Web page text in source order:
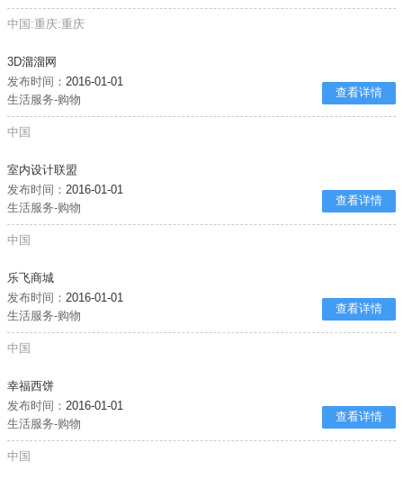
中国:重庆:重庆
3D溜溜网
发布时间：2016-01-01
生活服务-购物
查看详情
中国
室内设计联盟
发布时间：2016-01-01
生活服务-购物
查看详情
中国
乐飞商城
发布时间：2016-01-01
生活服务-购物
查看详情
中国
幸福西饼
发布时间：2016-01-01
生活服务-购物
查看详情
中国